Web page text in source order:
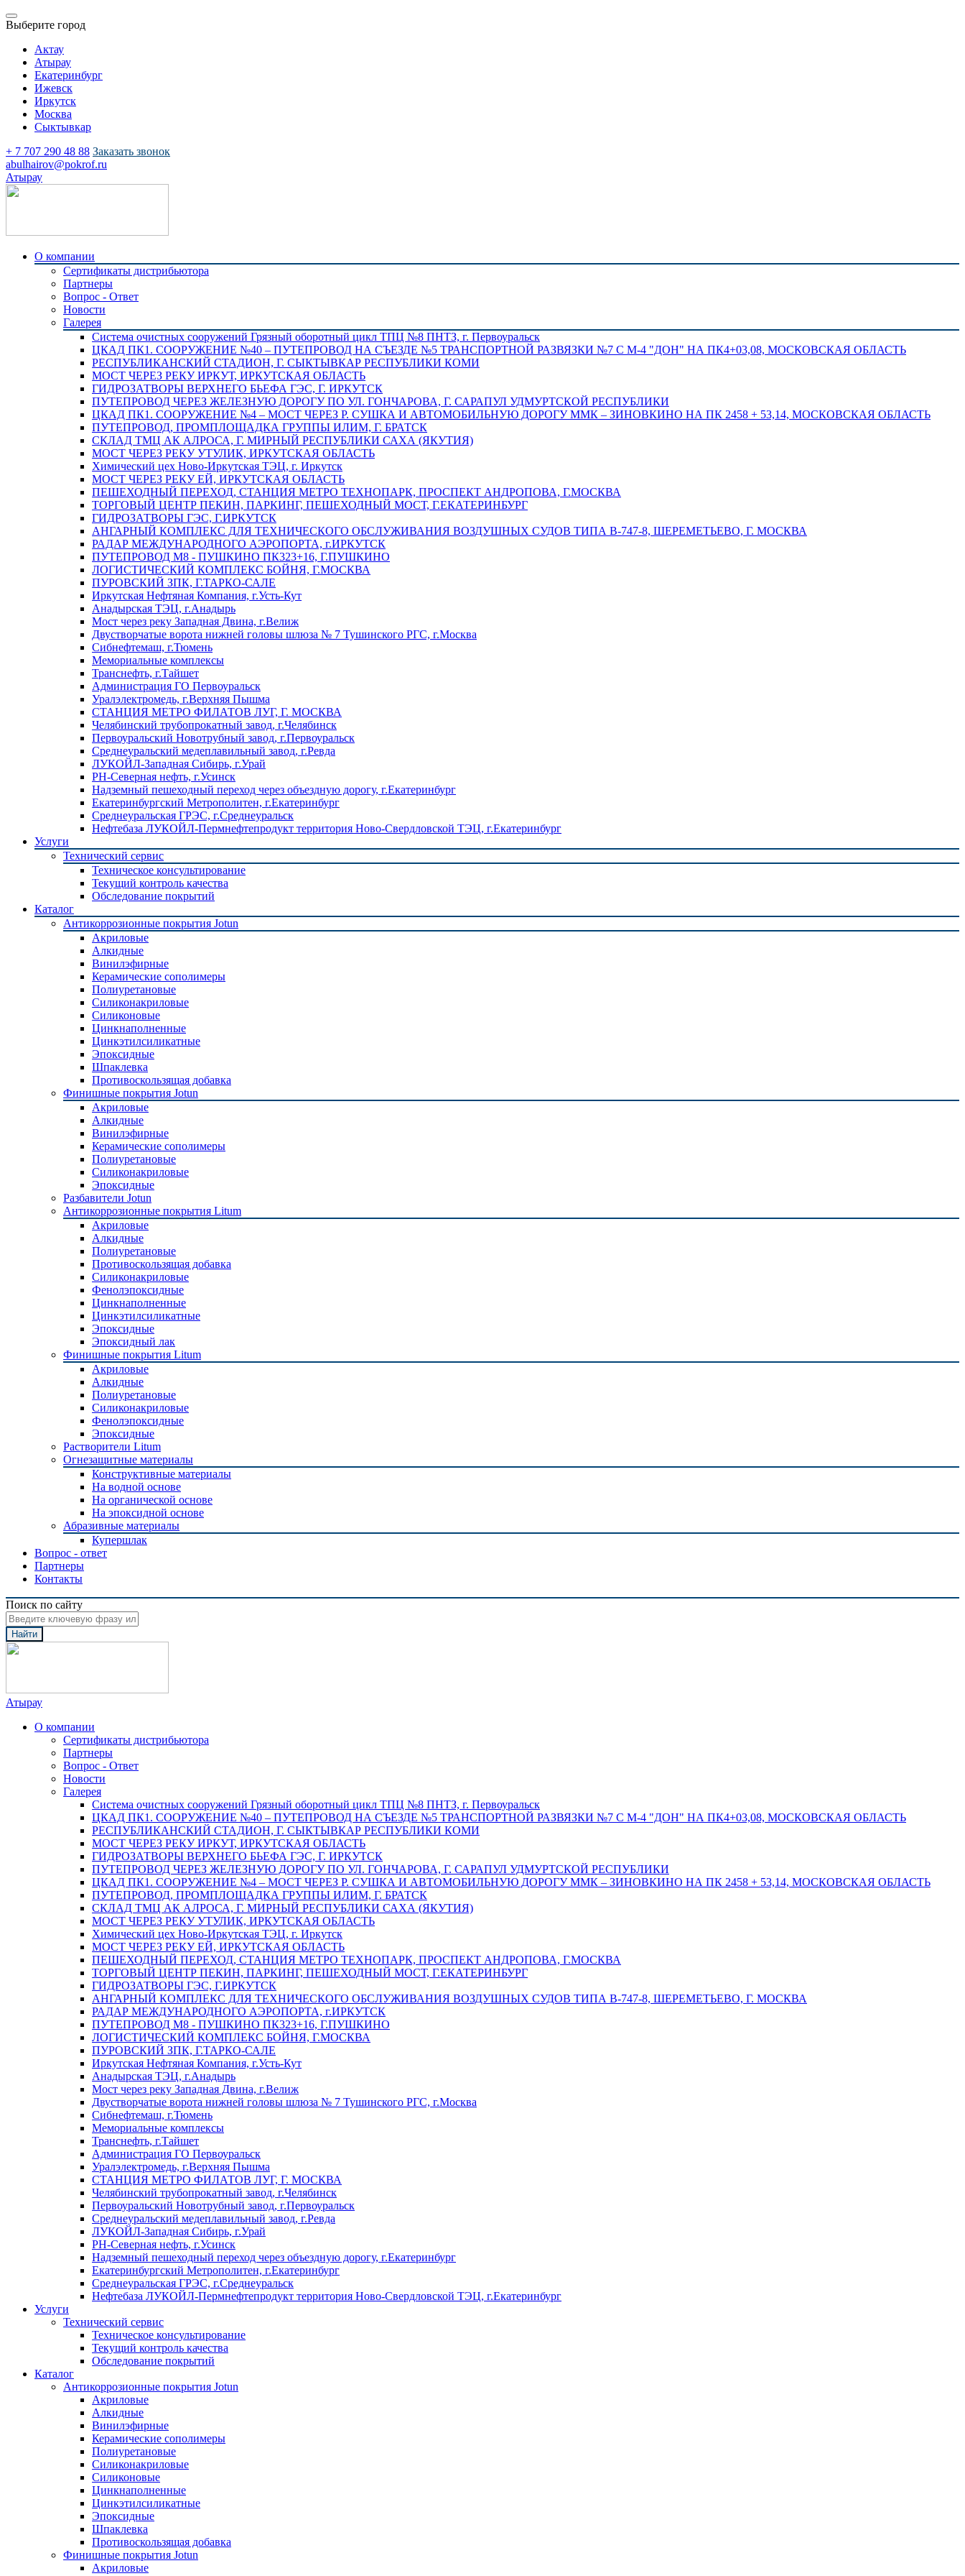
Выберите город
Актау
Атырау
Екатеринбург
Ижевск
Иркутск
Москва
Сыктывкар
+ 7 707 290 48 88 Заказать звонок
abulhairov@pokrof.ru
Атырау
О компании
Сертификаты дистрибьютора
Партнеры
Вопрос - Ответ
Новости
Галерея
Система очистных сооружений Грязный оборотный цикл ТПЦ №8 ПНТЗ, г. Первоуральск
ЦКАД ПК1. СООРУЖЕНИЕ №40 – ПУТЕПРОВОД НА СЪЕЗДЕ №5 ТРАНСПОРТНОЙ РАЗВЯЗКИ №7 С М-4 "ДОН" НА ПК4+03,08, МОСКОВСКАЯ ОБЛАСТЬ
РЕСПУБЛИКАНСКИЙ СТАДИОН, Г. СЫКТЫВКАР РЕСПУБЛИКИ КОМИ
МОСТ ЧЕРЕЗ РЕКУ ИРКУТ, ИРКУТСКАЯ ОБЛАСТЬ
ГИДРОЗАТВОРЫ ВЕРХНЕГО БЬЕФА ГЭС, Г. ИРКУТСК
ПУТЕПРОВОД ЧЕРЕЗ ЖЕЛЕЗНУЮ ДОРОГУ ПО УЛ. ГОНЧАРОВА, Г. САРАПУЛ УДМУРТСКОЙ РЕСПУБЛИКИ
ЦКАД ПК1. СООРУЖЕНИЕ №4 – МОСТ ЧЕРЕЗ Р. СУШКА И АВТОМОБИЛЬНУЮ ДОРОГУ ММК – ЗИНОВКИНО НА ПК 2458 + 53,14, МОСКОВСКАЯ ОБЛАСТЬ
ПУТЕПРОВОД, ПРОМПЛОЩАДКА ГРУППЫ ИЛИМ, Г. БРАТСК
СКЛАД ТМЦ АК АЛРОСА, Г. МИРНЫЙ РЕСПУБЛИКИ САХА (ЯКУТИЯ)
МОСТ ЧЕРЕЗ РЕКУ УТУЛИК, ИРКУТСКАЯ ОБЛАСТЬ
Химический цех Ново-Иркутская ТЭЦ, г. Иркутск
МОСТ ЧЕРЕЗ РЕКУ ЕЙ, ИРКУТСКАЯ ОБЛАСТЬ
ПЕШЕХОДНЫЙ ПЕРЕХОД, СТАНЦИЯ МЕТРО ТЕХНОПАРК, ПРОСПЕКТ АНДРОПОВА, Г.МОСКВА
ТОРГОВЫЙ ЦЕНТР ПЕКИН, ПАРКИНГ, ПЕШЕХОДНЫЙ МОСТ, Г.ЕКАТЕРИНБУРГ
ГИДРОЗАТВОРЫ ГЭС, Г.ИРКУТСК
АНГАРНЫЙ КОМПЛЕКС ДЛЯ ТЕХНИЧЕСКОГО ОБСЛУЖИВАНИЯ ВОЗДУШНЫХ СУДОВ ТИПА В-747-8, ШЕРЕМЕТЬЕВО, Г. МОСКВА
РАДАР МЕЖДУНАРОДНОГО АЭРОПОРТА, г.ИРКУТСК
ПУТЕПРОВОД М8 - ПУШКИНО ПК323+16, Г.ПУШКИНО
ЛОГИСТИЧЕСКИЙ КОМПЛЕКС БОЙНЯ, Г.МОСКВА
ПУРОВСКИЙ ЗПК, Г.ТАРКО-САЛЕ
Иркутская Нефтяная Компания, г.Усть-Кут
Анадырская ТЭЦ, г.Анадырь
Мост через реку Западная Двина, г.Велиж
Двустворчатые ворота нижней головы шлюза № 7 Тушинского РГС, г.Москва
Сибнефтемаш, г.Тюмень
Мемориальные комплексы
Транснефть, г.Тайшет
Администрация ГО Первоуральск
Уралэлектромедь, г.Верхняя Пышма
СТАНЦИЯ МЕТРО ФИЛАТОВ ЛУГ, Г. МОСКВА
Челябинский трубопрокатный завод, г.Челябинск
Первоуральский Новотрубный завод, г.Первоуральск
Среднеуральский медеплавильный завод, г.Ревда
ЛУКОЙЛ-Западная Сибирь, г.Урай
РН-Северная нефть, г.Усинск
Надземный пешеходный переход через объездную дорогу, г.Екатеринбург
Екатеринбургский Метрополитен, г.Екатеринбург
Среднеуральская ГРЭС, г.Среднеуральск
Нефтебаза ЛУКОЙЛ-Пермнефтепродукт территория Ново-Свердловской ТЭЦ, г.Екатеринбург
Услуги
Технический сервис
Техническое консультирование
Текущий контроль качества
Обследование покрытий
Каталог
Антикоррозионные покрытия Jotun
Акриловые
Алкидные
Винилэфирные
Керамические сополимеры
Полиуретановые
Силиконакриловые
Силиконовые
Цинкнаполненные
Цинкэтилсиликатные
Эпоксидные
Шпаклевка
Противоскользящая добавка
Финишные покрытия Jotun
Акриловые
Алкидные
Винилэфирные
Керамические сополимеры
Полиуретановые
Силиконакриловые
Эпоксидные
Разбавители Jotun
Антикоррозионные покрытия Litum
Акриловые
Алкидные
Полиуретановые
Противоскользящая добавка
Силиконакриловые
Фенолэпоксидные
Цинкнаполненные
Цинкэтилсиликатные
Эпоксидные
Эпоксидный лак
Финишные покрытия Litum
Акриловые
Алкидные
Полиуретановые
Силиконакриловые
Фенолэпоксидные
Эпоксидные
Растворители Litum
Огнезащитные материалы
Конструктивные материалы
На водной основе
На органической основе
На эпоксидной основе
Абразивные материалы
Купершлак
Вопрос - ответ
Партнеры
Контакты
Поиск по сайту
Найти
Атырау
О компании
Сертификаты дистрибьютора
Партнеры
Вопрос - Ответ
Новости
Галерея
Система очистных сооружений Грязный оборотный цикл ТПЦ №8 ПНТЗ, г. Первоуральск
ЦКАД ПК1. СООРУЖЕНИЕ №40 – ПУТЕПРОВОД НА СЪЕЗДЕ №5 ТРАНСПОРТНОЙ РАЗВЯЗКИ №7 С М-4 "ДОН" НА ПК4+03,08, МОСКОВСКАЯ ОБЛАСТЬ
РЕСПУБЛИКАНСКИЙ СТАДИОН, Г. СЫКТЫВКАР РЕСПУБЛИКИ КОМИ
МОСТ ЧЕРЕЗ РЕКУ ИРКУТ, ИРКУТСКАЯ ОБЛАСТЬ
ГИДРОЗАТВОРЫ ВЕРХНЕГО БЬЕФА ГЭС, Г. ИРКУТСК
ПУТЕПРОВОД ЧЕРЕЗ ЖЕЛЕЗНУЮ ДОРОГУ ПО УЛ. ГОНЧАРОВА, Г. САРАПУЛ УДМУРТСКОЙ РЕСПУБЛИКИ
ЦКАД ПК1. СООРУЖЕНИЕ №4 – МОСТ ЧЕРЕЗ Р. СУШКА И АВТОМОБИЛЬНУЮ ДОРОГУ ММК – ЗИНОВКИНО НА ПК 2458 + 53,14, МОСКОВСКАЯ ОБЛАСТЬ
ПУТЕПРОВОД, ПРОМПЛОЩАДКА ГРУППЫ ИЛИМ, Г. БРАТСК
СКЛАД ТМЦ АК АЛРОСА, Г. МИРНЫЙ РЕСПУБЛИКИ САХА (ЯКУТИЯ)
МОСТ ЧЕРЕЗ РЕКУ УТУЛИК, ИРКУТСКАЯ ОБЛАСТЬ
Химический цех Ново-Иркутская ТЭЦ, г. Иркутск
МОСТ ЧЕРЕЗ РЕКУ ЕЙ, ИРКУТСКАЯ ОБЛАСТЬ
ПЕШЕХОДНЫЙ ПЕРЕХОД, СТАНЦИЯ МЕТРО ТЕХНОПАРК, ПРОСПЕКТ АНДРОПОВА, Г.МОСКВА
ТОРГОВЫЙ ЦЕНТР ПЕКИН, ПАРКИНГ, ПЕШЕХОДНЫЙ МОСТ, Г.ЕКАТЕРИНБУРГ
ГИДРОЗАТВОРЫ ГЭС, Г.ИРКУТСК
АНГАРНЫЙ КОМПЛЕКС ДЛЯ ТЕХНИЧЕСКОГО ОБСЛУЖИВАНИЯ ВОЗДУШНЫХ СУДОВ ТИПА В-747-8, ШЕРЕМЕТЬЕВО, Г. МОСКВА
РАДАР МЕЖДУНАРОДНОГО АЭРОПОРТА, г.ИРКУТСК
ПУТЕПРОВОД М8 - ПУШКИНО ПК323+16, Г.ПУШКИНО
ЛОГИСТИЧЕСКИЙ КОМПЛЕКС БОЙНЯ, Г.МОСКВА
ПУРОВСКИЙ ЗПК, Г.ТАРКО-САЛЕ
Иркутская Нефтяная Компания, г.Усть-Кут
Анадырская ТЭЦ, г.Анадырь
Мост через реку Западная Двина, г.Велиж
Двустворчатые ворота нижней головы шлюза № 7 Тушинского РГС, г.Москва
Сибнефтемаш, г.Тюмень
Мемориальные комплексы
Транснефть, г.Тайшет
Администрация ГО Первоуральск
Уралэлектромедь, г.Верхняя Пышма
СТАНЦИЯ МЕТРО ФИЛАТОВ ЛУГ, Г. МОСКВА
Челябинский трубопрокатный завод, г.Челябинск
Первоуральский Новотрубный завод, г.Первоуральск
Среднеуральский медеплавильный завод, г.Ревда
ЛУКОЙЛ-Западная Сибирь, г.Урай
РН-Северная нефть, г.Усинск
Надземный пешеходный переход через объездную дорогу, г.Екатеринбург
Екатеринбургский Метрополитен, г.Екатеринбург
Среднеуральская ГРЭС, г.Среднеуральск
Нефтебаза ЛУКОЙЛ-Пермнефтепродукт территория Ново-Свердловской ТЭЦ, г.Екатеринбург
Услуги
Технический сервис
Техническое консультирование
Текущий контроль качества
Обследование покрытий
Каталог
Антикоррозионные покрытия Jotun
Акриловые
Алкидные
Винилэфирные
Керамические сополимеры
Полиуретановые
Силиконакриловые
Силиконовые
Цинкнаполненные
Цинкэтилсиликатные
Эпоксидные
Шпаклевка
Противоскользящая добавка
Финишные покрытия Jotun
Акриловые